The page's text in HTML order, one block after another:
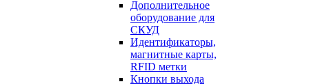
Дополнительное
оборудование для
СКУД
Идентификаторы,
магнитные карты,
RFID метки
Кнопки выхода